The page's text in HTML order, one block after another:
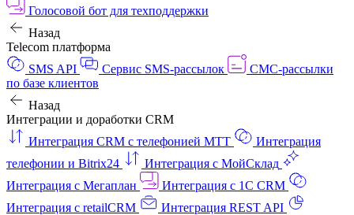
Голосовой бот для техподдержки
Назад
Telecom платформа
SMS API
Сервис SMS-рассылок
СМС-рассылки
по базе клиентов
Назад
Интеграции и доработки CRM
Интеграция CRM с телефонией МТТ
Интеграция
телефонии и Bitrix24
Интеграция с МойСклад
Интеграция с Мегаплан
Интеграция с 1C CRM
Интеграция с retailCRM
Интеграция REST API